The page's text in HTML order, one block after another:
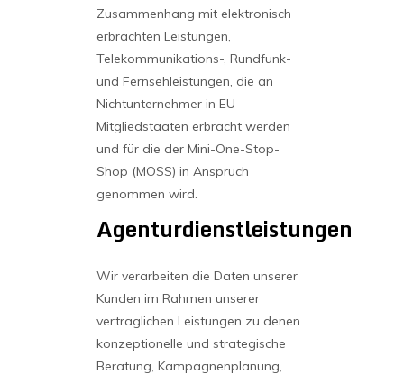
Zusammenhang mit elektronisch
erbrachten Leistungen,
Telekommunikations-, Rundfunk-
und Fernsehleistungen, die an
Nichtunternehmer in EU-
Mitgliedstaaten erbracht werden
und für die der Mini-One-Stop-
Shop (MOSS) in Anspruch
genommen wird.
Agenturdienstleistungen
Wir verarbeiten die Daten unserer
Kunden im Rahmen unserer
vertraglichen Leistungen zu denen
konzeptionelle und strategische
Beratung, Kampagnenplanung,